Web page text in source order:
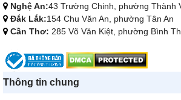
Nghệ An:43 Trường Chinh, phường Thành
Đắk Lắk:154 Chu Văn An, phường Tân An
Cần Thơ: 285 Võ Văn Kiệt, phường Bình
Thông tin chung